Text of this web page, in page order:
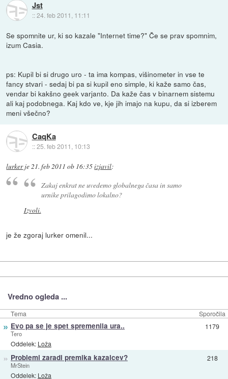
Jst
::24. feb 2011, 11:11
Se spomnite ur, ki so kazale "Internet time?" Če se prav spomnim,
izum Casia.
ps: Kupil bi si drugo uro - ta ima kompas, višinometer in vse te
fancy stvari - sedaj bi pa si kupil eno simple, ki kaže samo čas,
vendar bi kakšno geek varjanto. Da kaže čas v binarnem sistemu
ali kaj podobnega. Kaj kdo ve, kje jih imajo na kupu, da si izberem
meni všečno?
CaqKa
::25. feb 2011, 10:13
lurkerje21. feb 2011 ob 16:35izjavil:
Zakaj enkrat ne uvedemo globalnega časa in samo
urnike prilagodimo lokalno?
Izvoli.
je že zgoraj lurker omenil...
Vredno ogleda ...
Tema Sporočila
» Evo pa se je spet spremenila ura..
Tero
Oddelek: Loža
1179
» Problemi zaradi premika kazalcev?
MrStein
Oddelek: Loža
218